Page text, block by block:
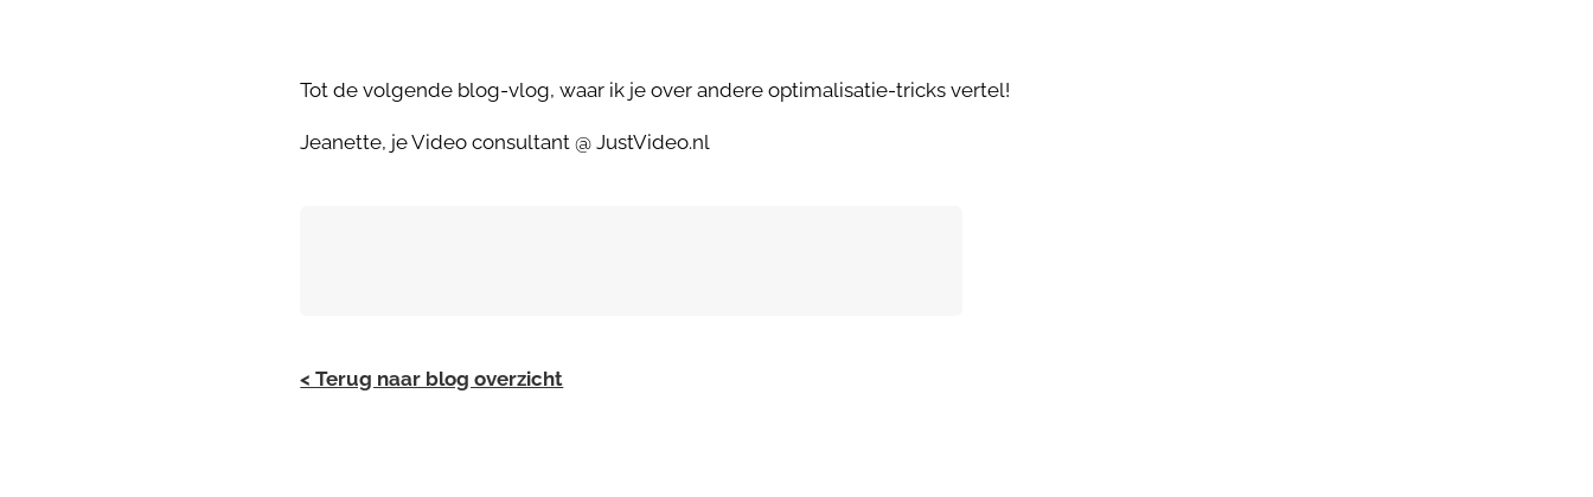
Tot de volgende blog-vlog, waar ik je over andere optimalisatie-tricks vertel!
Jeanette, je Video consultant @ JustVideo.nl
< Terug naar blog overzicht